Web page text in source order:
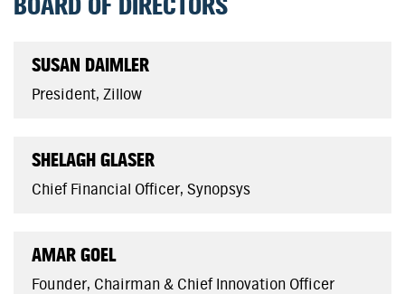
SUSAN DAIMLER
President, Zillow
SHELAGH GLASER
Chief Financial Officer, Synopsys
AMAR GOEL
Founder, Chairman & Chief Innovation Officer